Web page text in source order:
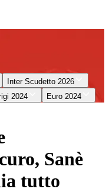
Inter Scudetto 2026
2024 Euro 2024
Sanè
tutto